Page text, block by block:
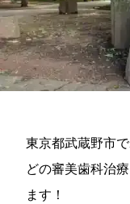
東京都武蔵野市
どの審美歯科治
ます！